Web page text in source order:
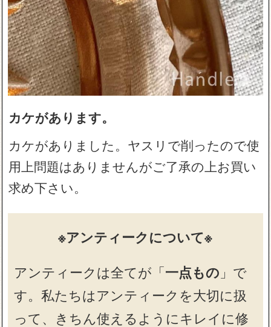
カケがあります。
カケがありました。ヤスリで削ったので使
用上問題はありませんがご了承の上お買い
求め下さい。
※アンティークについて※
アンティークは全てが「一点もの 」で
す。私たちはアンティークを大切に扱
って、きちん使えるようにキレイに修